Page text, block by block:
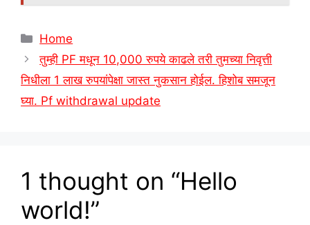
Categories
Home
तुम्ही PF मधून 10,000 रुपये काढले तरी तुमच्या निवृत्ती
निधीला 1 लाख रुपयांपेक्षा जास्त नुकसान होईल. हिशोब समजून
घ्या. Pf withdrawal update
1 thought on “Hello
world!”